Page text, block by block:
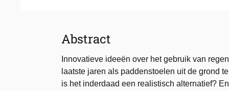
Abstract
Innovatieve ideeën over het gebruik van
laatste jaren als paddenstoelen uit de grond
is het inderdaad een realistisch alternatief?